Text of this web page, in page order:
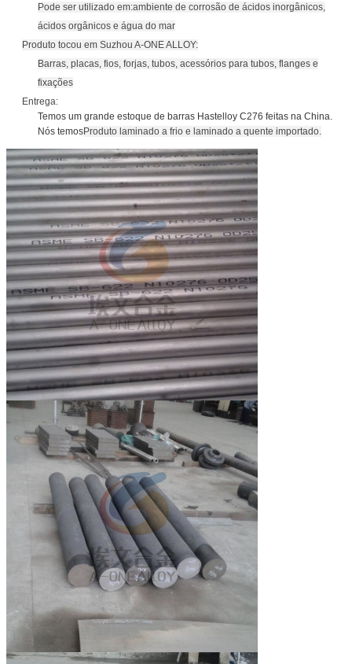
Pode ser utilizado em:ambiente de corrosão de ácidos inorgânicos,
ácidos orgânicos e água do mar
Produto tocou em Suzhou A-ONE ALLOY:
Barras, placas, fios, forjas, tubos, acessórios para tubos, flanges e
fixações
Entrega:
Temos um grande estoque de barras Hastelloy C276 feitas na China.
Nós temosProduto laminado a frio e laminado a quente importado.